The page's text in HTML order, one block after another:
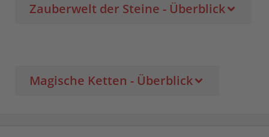
Zauberwelt der Steine - Überblick
Magische Ketten - Überblick